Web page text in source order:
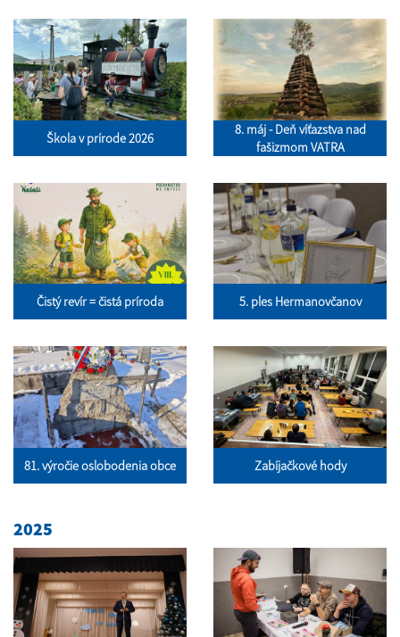
Škola v prírode 2026
8. máj - Deň víťazstva nad
fašizmom VATRA
Čistý revír = čistá príroda 5. ples Hermanovčanov
81. výročie oslobodenia obce Zabíjačkové hody
2025